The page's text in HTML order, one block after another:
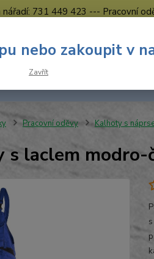
731 449 423 --- Pracovní
Hledat
Pracovní oděvy Kalhoty s
laclem modro-
nebo zakoupit v
Zavřít